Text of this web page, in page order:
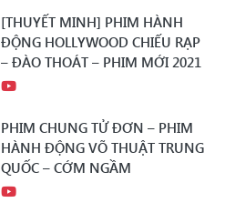
[THUYẾT MINH] PHIM HÀNH
ĐỘNG HOLLYWOOD CHIẾU RẠP
– ĐÀO THOÁT – PHIM MỚI 2021
PHIM CHUNG TỬ ĐƠN – PHIM
HÀNH ĐỘNG VÕ THUẬT TRUNG
QUỐC – CỚM NGẦM